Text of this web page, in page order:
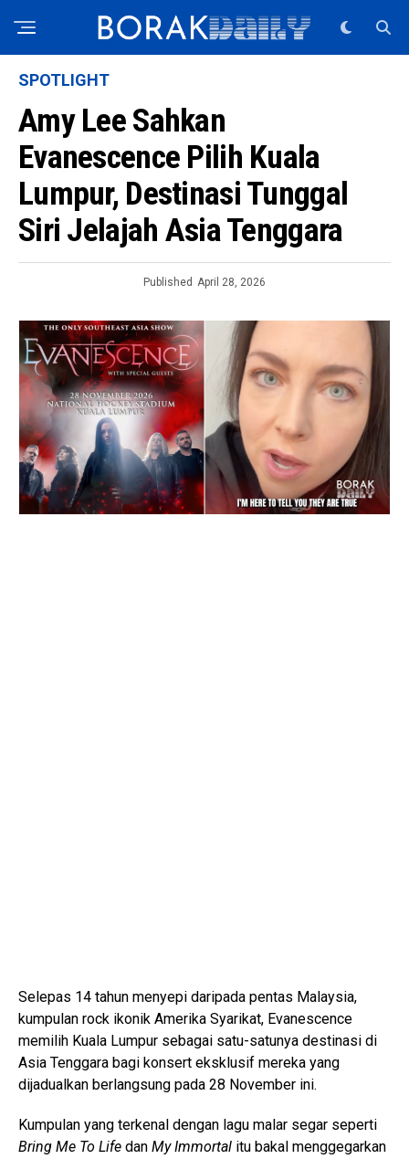
SPOTLIGHT
Amy Lee Sahkan
Evanescence Pilih Kuala
Lumpur, Destinasi Tunggal
Siri Jelajah Asia Tenggara
Published April 28, 2026
Selepas 14 tahun menyepi daripada pentas Malaysia,
kumpulan rock ikonik Amerika Syarikat, Evanescence
memilih Kuala Lumpur sebagai satu-satunya destinasi di
Asia Tenggara bagi konsert eksklusif mereka yang
dijadualkan berlangsung pada 28 November ini.
Kumpulan yang terkenal dengan lagu malar segar seperti
Bring Me To Life dan My Immortal itu bakal menggegarkan